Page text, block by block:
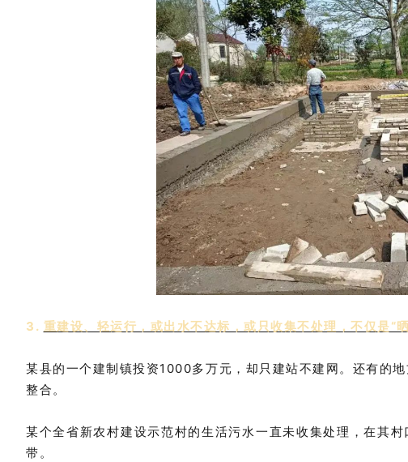
3. 重建设、轻运行，或出水不达标，或只收集不处理，不仅是“
某县的一个建制镇投资1000多万元，却只建站不建网。还有的
整合。
某个全省新农村建设示范村的生活污水一直未收集处理，在其
带。